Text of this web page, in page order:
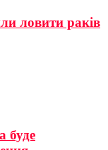
ловити раків
буде